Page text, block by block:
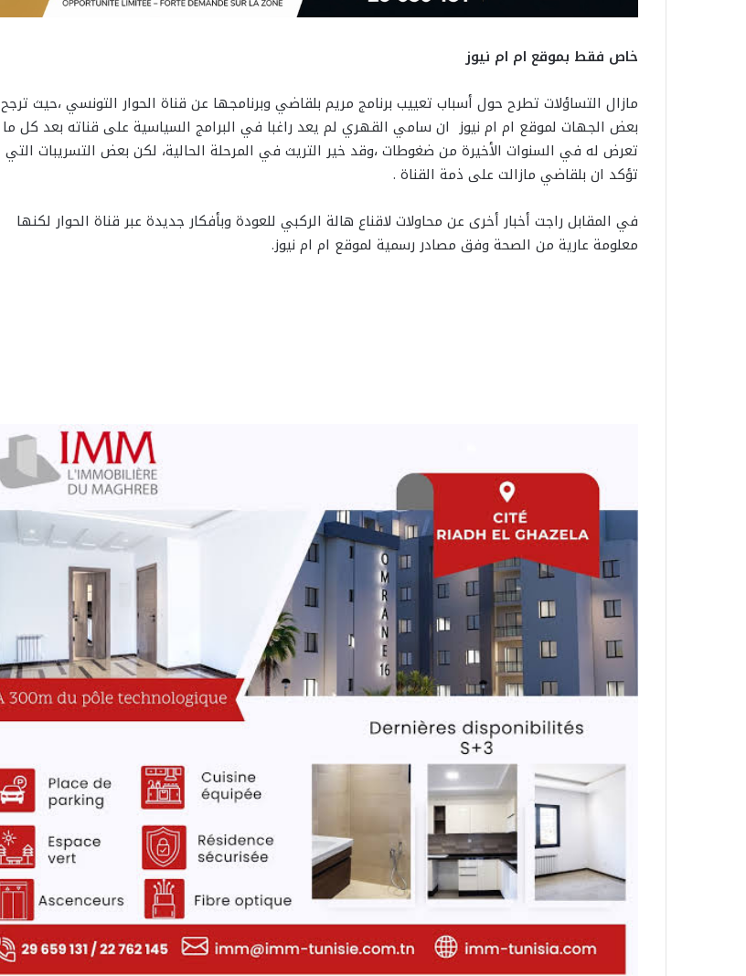
خاص فقط بموقع ام ام نيوز
مازال التساؤلات تطرح حول أسباب تعييب برنامج مريم بلقاضي وبرنامجها عن قناة الحوار التونسي ،حيث ترجح
بعض الجهات لموقع ام ام نيوز ان سامي القهري لم يعد راغبا في البرامج السياسية على قناته بعد كل ما
تعرض له في السنوات الأخيرة من ضغوطات ،وقد خير التريث في المرحلة الحالية، لكن بعض التسريبات التي
تؤكد ان بلقاضي مازالت على ذمة القناة .
في المقابل راجت أخبار أخرى عن محاولات لاقناع هالة الركبي للعودة وبأفكار جديدة عبر قناة الحوار لكنها
معلومة عارية من الصحة وفق مصادر رسمية لموقع ام ام نيوز.